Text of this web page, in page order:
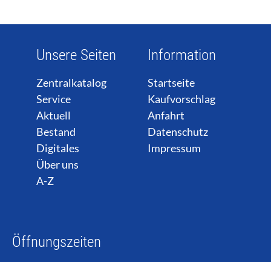
Unsere Seiten
Zentralkatalog
Service
Aktuell
Bestand
Digitales
Über uns
A-Z
Information
Startseite
Kaufvorschlag
Anfahrt
Datenschutz
Impressum
Öffnungszeiten